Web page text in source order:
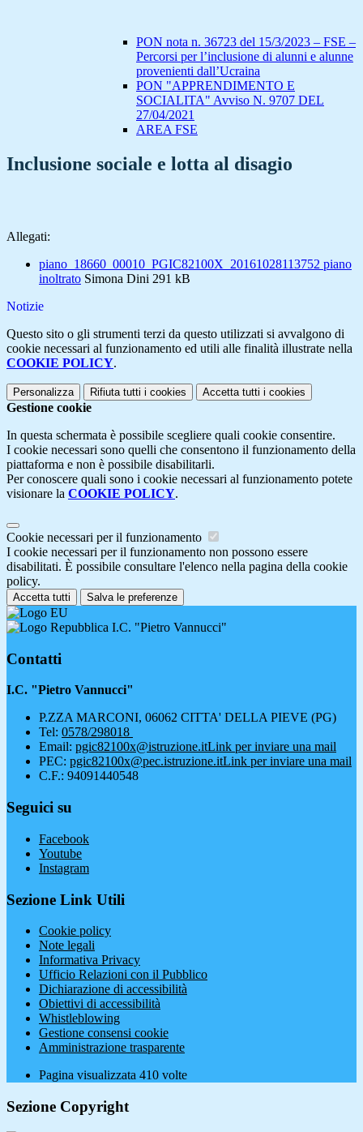
PON nota n. 36723 del 15/3/2023 – FSE –
Percorsi per l’inclusione di alunni e alunne
provenienti dall’Ucraina
PON "APPRENDIMENTO E
SOCIALITA" Avviso N. 9707 DEL
27/04/2021
AREA FSE
Inclusione sociale e lotta al disagio
Allegati:
piano_18660_00010_PGIC82100X_20161028113752 piano
inoltrato Simona Dini 291 kB
Notizie
Questo sito o gli strumenti terzi da questo utilizzati si avvalgono di
cookie necessari al funzionamento ed utili alle finalità illustrate nella
COOKIE POLICY.
Personalizza Rifiuta tutti i cookies Accetta tutti i cookies
Gestione cookie
In questa schermata è possibile scegliere quali cookie consentire.
I cookie necessari sono quelli che consentono il funzionamento della
piattaforma e non è possibile disabilitarli.
Per conoscere quali sono i cookie necessari al funzionamento potete
visionare la COOKIE POLICY.
Cookie necessari per il funzionamento
I cookie necessari per il funzionamento non possono essere
disabilitati. È possibile consultare l'elenco nella pagina della cookie
policy.
Accetta tutti Salva le preferenze
I.C. "Pietro Vannucci"
Contatti
I.C. "Pietro Vannucci"
P.ZZA MARCONI, 06062 CITTA' DELLA PIEVE (PG)
Tel: 0578/298018
Email: pgic82100x@istruzione.itLink per inviare una mail
PEC: pgic82100x@pec.istruzione.itLink per inviare una mail
C.F.: 94091440548
Seguici su
Facebook
Youtube
Instagram
Sezione Link Utili
Cookie policy
Note legali
Informativa Privacy
Ufficio Relazioni con il Pubblico
Dichiarazione di accessibilità
Obiettivi di accessibilità
Whistleblowing
Gestione consensi cookie
Amministrazione trasparente
Pagina visualizzata 410 volte
Sezione Copyright